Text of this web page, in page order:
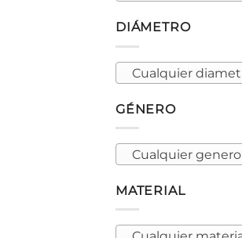
DIÁMETRO
GÉNERO
Cualquier genero
MATERIAL